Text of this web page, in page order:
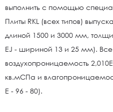
выполнить с помощью
Плиты RKL (всех типов)
длиной 1500 и 3000 мм,
EJ - шириной 13 и 25 мм).
воздухопроницаемость
кв.мСПа и
Е - 96 - 80).